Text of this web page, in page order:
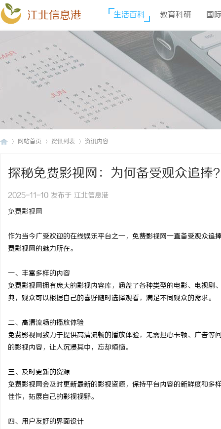
江北信息港 生活百科 教育科研 国
网站首页 资讯列表 资讯内容
探秘免费影视网：为何备受观众追捧
2025-11-10 发布于 江北信息港
免费影视网
作为当今广受欢迎的在线娱乐平台之一，免费影视网一直备受观众
费影视网的魅力所在。
一、丰富多样的内容
免费影视网拥有庞大的影视内容库，涵盖了各种类型的电影、电视
典，观众可以根据自己的喜好随时选择观看，满足不同观众的需求。
二、高清流畅的播放体验
免费影视网致力于提供高清流畅的播放体验，无需担心卡顿、广告
的影视内容，让人沉浸其中，忘却烦恼。
三、及时更新的资源
免费影视网会及时更新最新的影视资源，保持平台内容的新鲜度和
佳作，拓展自己的影视视野。
四、用户友好的界面设计